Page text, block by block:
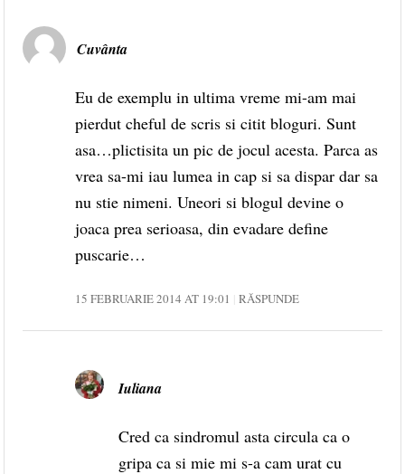
Cuvânta
Eu de exemplu in ultima vreme mi-am mai
pierdut cheful de scris si citit bloguri. Sunt
asa…plictisita un pic de jocul acesta. Parca as
vrea sa-mi iau lumea in cap si sa dispar dar sa
nu stie nimeni. Uneori si blogul devine o
joaca prea serioasa, din evadare define
puscarie…
15 FEBRUARIE 2014 AT 19:01 RĂSPUNDE
Iuliana
Cred ca sindromul asta circula ca o
gripa ca si mie mi s-a cam urat cu